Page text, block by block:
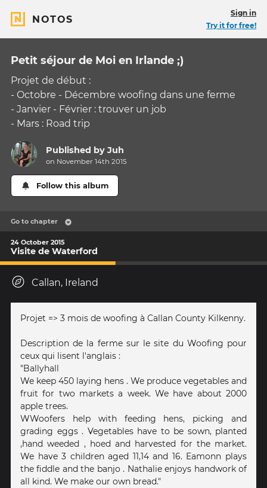
NOTOS
Sign in
Try it for free!
Petit séjour de Moi en Irlande ;)
Projet de début :
- Octobre - Décembre woofing dans une ferme
- Janvier - Février : trouver un job
- Mars : Road trip
Published byJuh
on November 14th 2015
Follow this album
Go to chapter
24 October 2015
Visite de Waterford
Callan, Ireland
Projet => 3 mois de woofing à Callan County Kilkenny.
Description de la ferme sur le site du Woofing pour
ceux qui lisent l'anglais :
"Ballyhall
We keep 450 laying hens . We produce vegetables and
fruit for two markets a week. We have about 2000
apple trees.
WWoofers help with feeding hens, picking and
grading eggs . Vegetables have to be sown, planted
,hand weeded , hoed and harvested for the market.
We have 3 children aged 11,14 and 16. Eamonn plays
the fiddle and the banjo . Nathalie enjoys handwork of
all kind. We make our own bread."